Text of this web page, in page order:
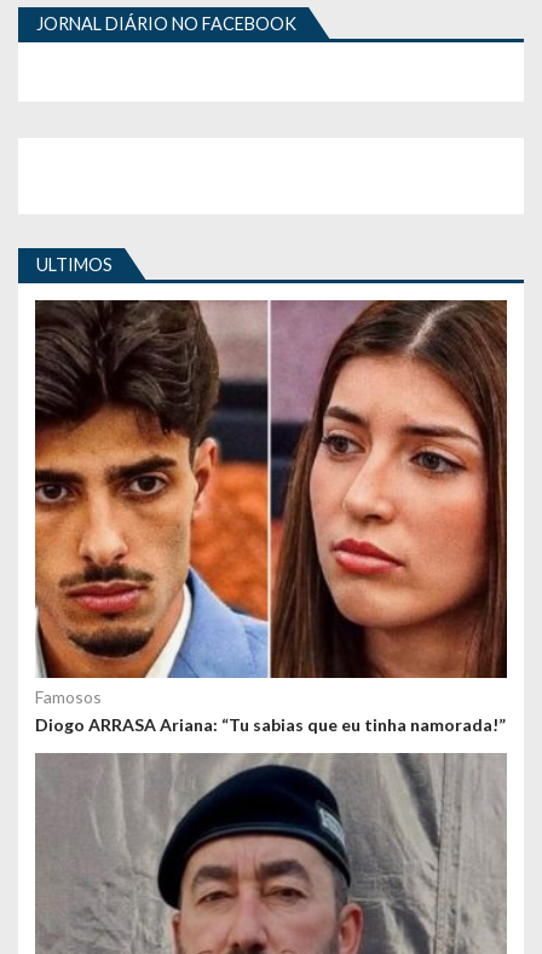
d
i
g
o
s
JORNAL DIÁRIO NO FACEBOOK
ULTIMOS
Famosos
Diogo ARRASA Ariana: “Tu sabias que eu tinha namorada!”